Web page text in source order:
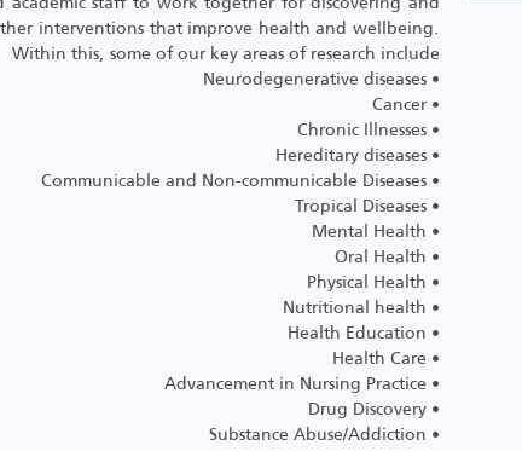
interventions that improve health and wellbeing.
Within this, some of our key areas of research include
• Neurodegenerative diseases
• Cancer
• Chronic Illnesses
• Hereditary diseases
• Communicable and Non-communicable Diseases
• Tropical Diseases
• Mental Health
• Oral Health
• Physical Health
• Nutritional health
• Health Education
• Health Care
• Advancement in Nursing Practice
• Drug Discovery
• Substance Abuse/Addiction